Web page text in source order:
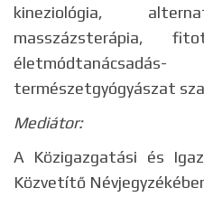
kineziológia,
masszázsterápia,
természetgyógyászat
Mediátor:
A Közigazgatási és
Közvetítő